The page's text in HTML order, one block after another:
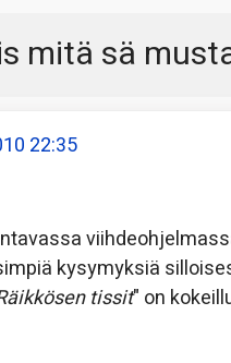
mitä sä
22:35
kysymyksiä
tissit" on